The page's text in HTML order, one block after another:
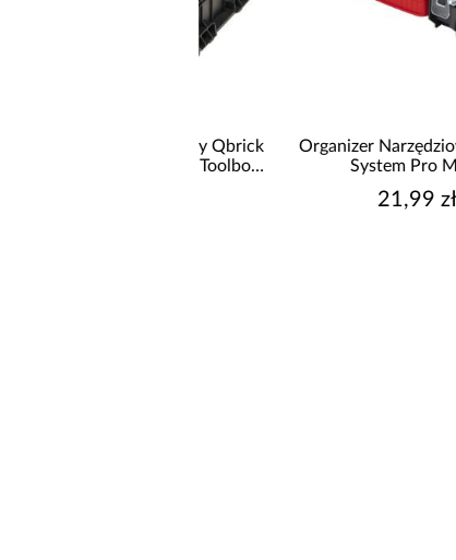
Organizer Narzędziowy Qbrick
System Pro Multi